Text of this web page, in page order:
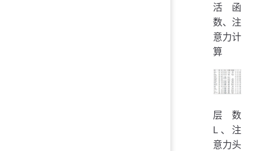
活函
数、注
意力计
算
层数
L、注
意力头